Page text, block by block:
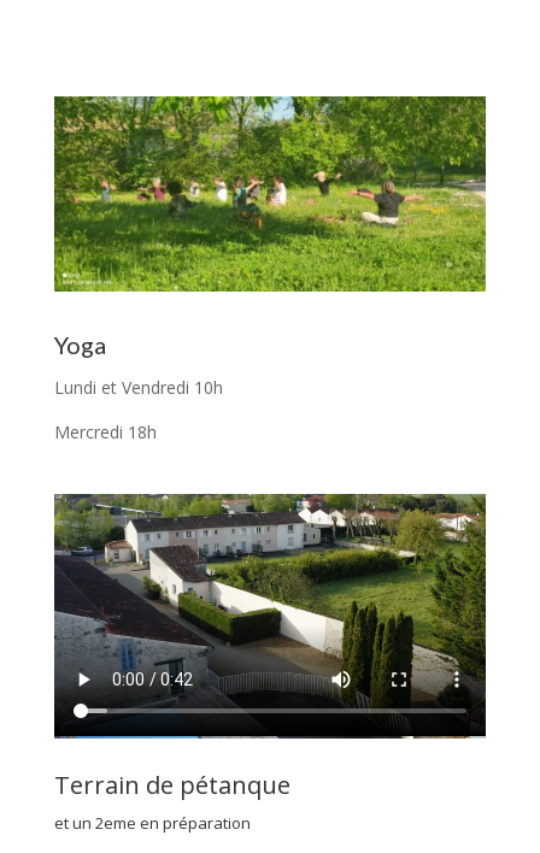
Yoga
Lundi et Vendredi 10h
Mercredi 18h
Terrain de pétanque
et un 2eme en préparation